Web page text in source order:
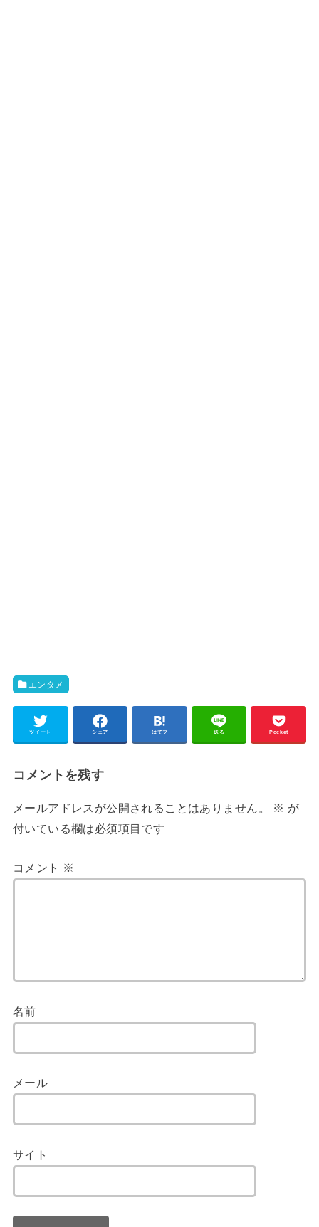
エンタメ
ツイート シェア はてブ 送る Pocket
コメントを残す
メールアドレスが公開されることはありません。 ※ が
付いている欄は必須項目です
コメント ※
名前
メール
サイト